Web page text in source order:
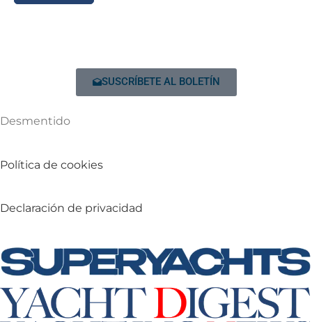
SUSCRÍBETE AL BOLETÍN
Desmentido
Política de cookies
Declaración de privacidad